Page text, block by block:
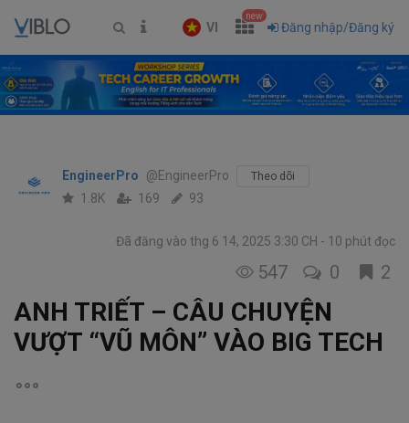
VI
new
Đăng nhập/Đăng ký
EngineerPro @EngineerPro Theo dõi
1.8K 169 93
Đã đăng vào thg 6 14, 2025 3:30 CH 10 phút đọc
547 0 2
ANH TRIẾT – CÂU CHUYỆN
VƯỢT “VŨ MÔN” VÀO BIG TECH